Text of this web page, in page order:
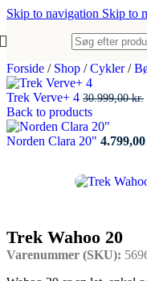
Skip to navigation Skip to
Forside / Shop / Cykler/
Trek Verve+ 4 30.999,00kr.
Back to products
Norden Clara 20" 4.799,00
Trek Wahoo 20
Varenummer (SKU):